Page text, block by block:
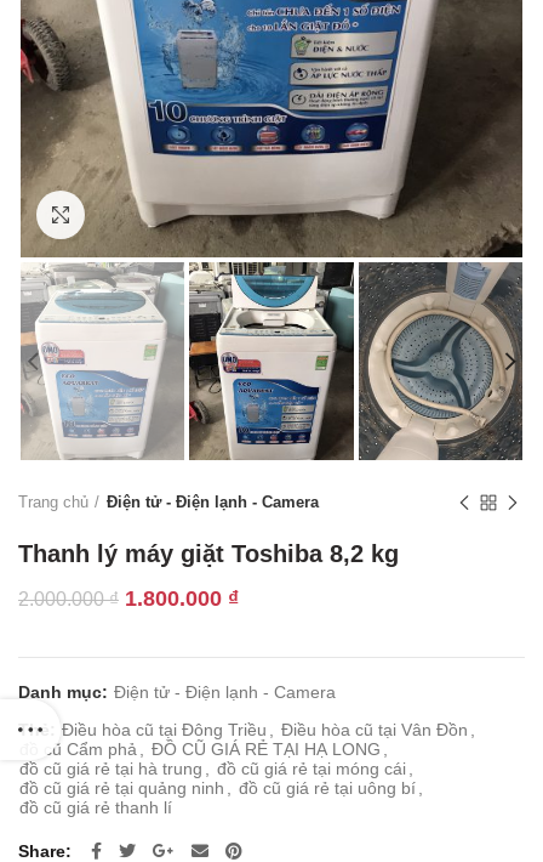
Click to enlarge
Trang chủ Điện tử - Điện lạnh - Camera
Thanh lý máy giặt Toshiba 8,2 kg
2.000.000₫ Giá
1.800.000 ₫Giá
1.800.000 ₫.
Danh mục: Điện tử - Điện lạnh - Camera
Thẻ: Điều hòa cũ tại Đông Triều Điều hòa cũ tại Vân Đồn
đồ cũ Cẩm phả
ĐỒ CŨ GIÁ RẺ TẠI HẠ LONG
đồ cũ giá rẻ tại hà trung
đồ cũ giá rẻ tại móng cái
đồ cũ giá rẻ tại quảng ninh
đồ cũ giá rẻ tại uông bí
đồ cũ giá rẻ thanh lí
Share